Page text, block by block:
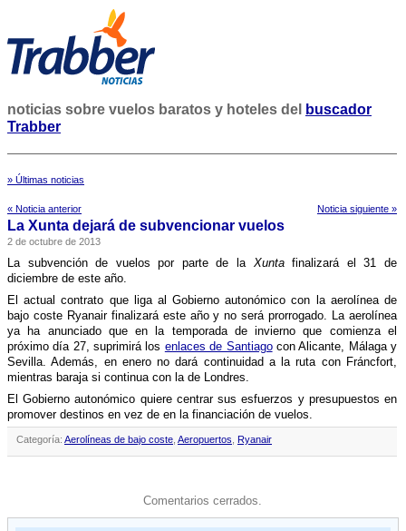
noticias sobre vuelos baratos y hoteles del
buscador
Trabber
» Últimas noticias
« Noticia anterior Noticia siguiente »
La Xunta dejará de subvencionar vuelos
2 de octubre de 2013
La subvención de vuelos por parte de la Xuntafinalizará el 31 de
diciembre de este año.
El actual contrato que liga al Gobierno autonómico con la aerolí­nea de
bajo coste Ryanair finalizará este año y no será prorrogado. La aerolí­nea
ya ha anunciado que en la temporada de invierno que comienza el
próximo dí­a 27, suprimirá los enlaces de Santiagocon Alicante, Málaga y
Sevilla. Además, en enero no dará continuidad a la ruta con Fráncfort,
mientras baraja si continua con la de Londres.
El Gobierno autonómico quiere centrar sus esfuerzos y presupuestos en
promover destinos en vez de en la financiación de vuelos.
Categoría: Aerolíneas de bajo coste Aeropuertos Ryanair
Comentarios cerrados.